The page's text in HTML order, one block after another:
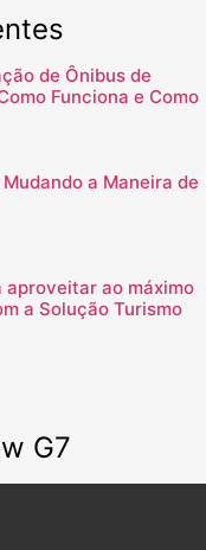
de Ônibus de
Funciona e Como
a Maneira de
aproveitar ao máximo
a Solução Turismo
G7